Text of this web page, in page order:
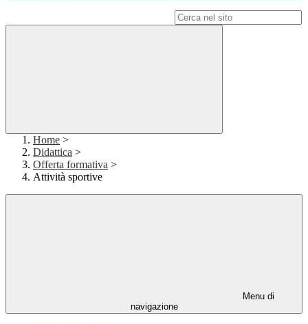
Home >
Didattica >
Offerta formativa >
Attività sportive
Menu di
navigazione